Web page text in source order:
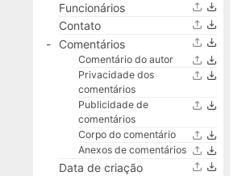
Funcionários
Contato
Comentários
Comentário do autor
Privacidade dos
comentários
Publicidade de
comentários
Corpo do comentário
Anexos de comentários
Data de criação